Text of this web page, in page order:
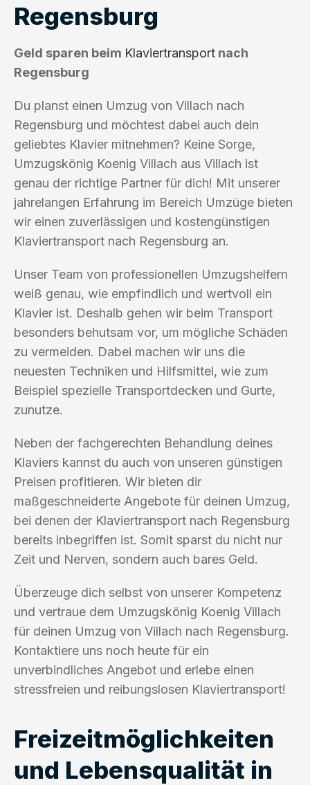
Regensburg
Geld sparen beim Klaviertransport nach
Regensburg
Du planst einen Umzug von Villach nach
Regensburg und möchtest dabei auch dein
geliebtes Klavier mitnehmen? Keine Sorge,
Umzugskönig Koenig Villach aus Villach ist
genau der richtige Partner für dich! Mit unserer
jahrelangen Erfahrung im Bereich Umzüge bieten
wir einen zuverlässigen und kostengünstigen
Klaviertransport nach Regensburg an.
Unser Team von professionellen Umzugshelfern
weiß genau, wie empfindlich und wertvoll ein
Klavier ist. Deshalb gehen wir beim Transport
besonders behutsam vor, um mögliche Schäden
zu vermeiden. Dabei machen wir uns die
neuesten Techniken und Hilfsmittel, wie zum
Beispiel spezielle Transportdecken und Gurte,
zunutze.
Neben der fachgerechten Behandlung deines
Klaviers kannst du auch von unseren günstigen
Preisen profitieren. Wir bieten dir
maßgeschneiderte Angebote für deinen Umzug,
bei denen der Klaviertransport nach Regensburg
bereits inbegriffen ist. Somit sparst du nicht nur
Zeit und Nerven, sondern auch bares Geld.
Überzeuge dich selbst von unserer Kompetenz
und vertraue dem Umzugskönig Koenig Villach
für deinen Umzug von Villach nach Regensburg.
Kontaktiere uns noch heute für ein
unverbindliches Angebot und erlebe einen
stressfreien und reibungslosen Klaviertransport!
Freizeitmöglichkeiten
und Lebensqualität in